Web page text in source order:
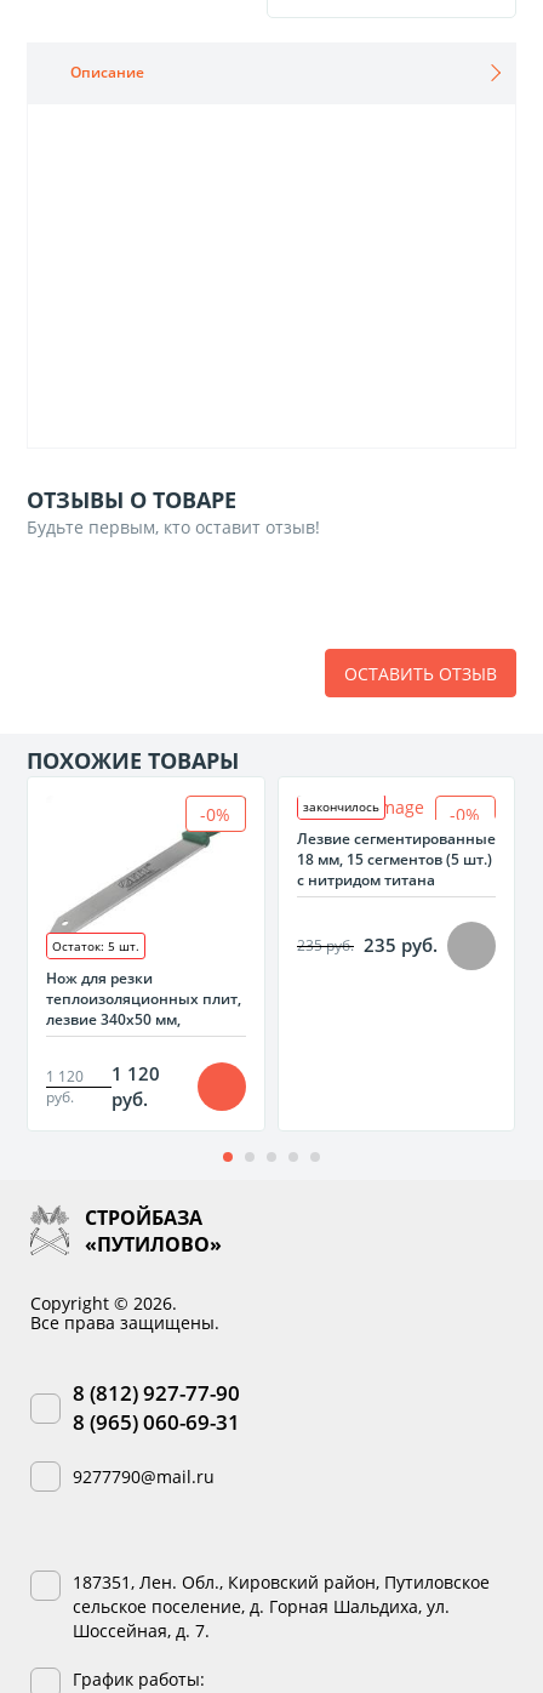
Описание
ОТЗЫВЫ О ТОВАРЕ
Будьте первым, кто оставит отзыв!
ОСТАВИТЬ ОТЗЫВ
ПОХОЖИЕ ТОВАРЫ
-0%
Остаток: 5 шт.
Нож для резки
теплоизоляционных плит,
лезвие 340х50 мм,
высокоуглеродистая сталь,
мягкая пластиковая ручка
10640 FIT
1 120
руб.
1 120
руб.
-0%
закончилось
Лезвие сегментированные
18 мм, 15 сегментов (5 шт.)
с нитридом титана
235 руб. 235 руб.
СТРОЙБАЗА
«ПУТИЛОВО»
Copyright © 2026.
Все права защищены.
8 (812) 927-77-90
8 (965) 060-69-31
9277790@mail.ru
187351, Лен. Обл., Кировский район, Путиловское
сельское поселение, д. Горная Шальдиха, ул.
Шоссейная, д. 7.
График работы: